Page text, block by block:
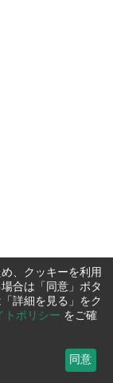
、クッキーを利用
合は「同意」ボタ
詳細を見る」をク
トポリシー をご確
同意